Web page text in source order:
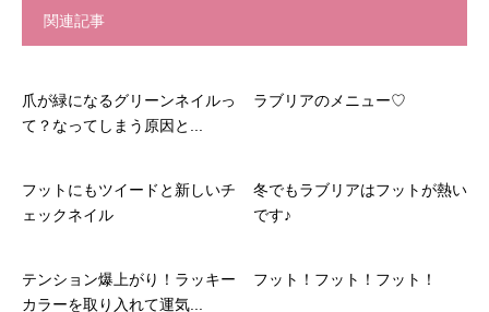
関連記事
爪が緑になるグリーンネイルっ
て？なってしまう原因と...
ラブリアのメニュー♡
フットにもツイードと新しいチ
ェックネイル
冬でもラブリアはフットが熱い
です♪
テンション爆上がり！ラッキー
カラーを取り入れて運気...
フット！フット！フット！